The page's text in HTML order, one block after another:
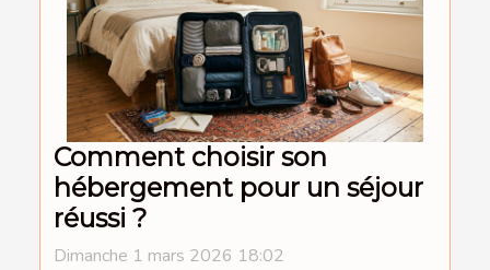
Comment choisir son
hébergement pour un séjour
réussi ?
Dimanche 1 mars 2026 18:02